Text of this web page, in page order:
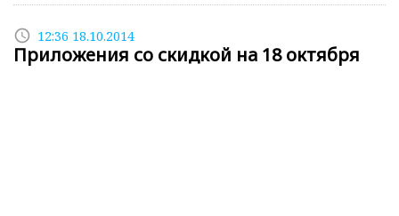
access_time 12:36 18.10.2014
Приложения со скидкой на 18 октября